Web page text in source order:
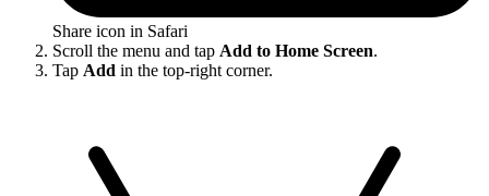
Share icon in Safari
Scroll the menu and tap Add to Home Screen.
Tap Add in the top-right corner.